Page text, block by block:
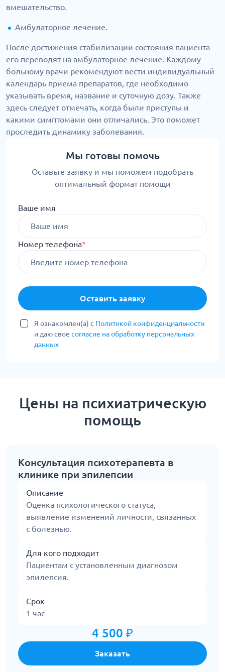
вмешательство.
Амбулаторное лечение.
После достижения стабилизации состояния пациента
его переводят на амбулаторное лечение. Каждому
больному врачи рекомендуют вести индивидуальный
календарь приема препаратов, где необходимо
указывать время, название и суточную дозу. Также
здесь следует отмечать, когда были приступы и
какими симптомами они отличались. Это поможет
проследить динамику заболевания.
Мы готовы помочь
Оставьте заявку и мы поможем подобрать
оптимальный формат помощи
Ваше имя
Номер телефона*
Оставить заявку
Я ознакомлен(а) с Политикой конфиденциальности
и даю свое согласие на обработку персональных
данных
Цены на психиатрическую
помощь
Консультация психотерапевта в
клинике при эпилепсии
Описание
Оценка психологического статуса,
выявление изменений личности, связанных
с болезнью.
Для кого подходит
Пациентам с установленным диагнозом
эпилепсия.
Срок
1 час
4 500 ₽
Заказать